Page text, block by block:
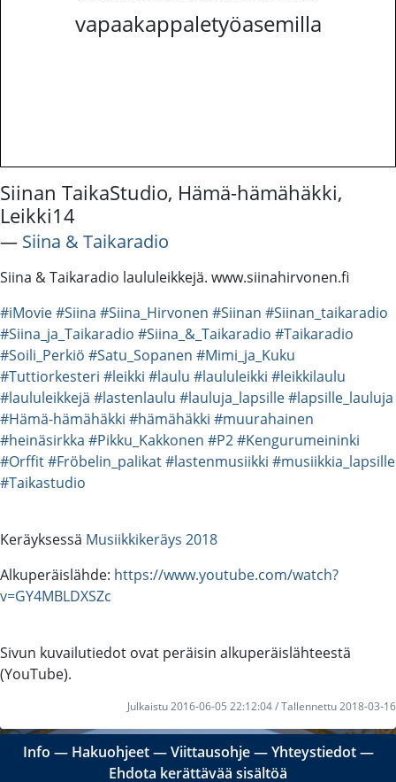
vapaakappaletyöasemilla
Siinan TaikaStudio, Hämä-hämähäkki,
Leikki14
― Siina & Taikaradio
Siina & Taikaradio laululeikkejä. www.siinahirvonen.fi
#iMovie#Siina #Siina_Hirvonen #Siinan #Siinan_taikaradio
#Siina_ja_Taikaradio #Siina_&_Taikaradio #Taikaradio
#Soili_Perkiö #Satu_Sopanen #Mimi_ja_Kuku
#Tuttiorkesteri #leikki #laulu #laululeikki #leikkilaulu
#laululeikkejä #lastenlaulu #lauluja_lapsille#lapsille_lauluja
#Hämä-hämähäkki #hämähäkki #muurahainen
#heinäsirkka #Pikku_Kakkonen #P2#Kengurumeininki
#Orffit#Fröbelin_palikat#lastenmusiikki #musiikkia_lapsille
#Taikastudio
Keräyksessä Musiikkikeräys 2018
Alkuperäislähde: https://www.youtube.com/watch?
v=GY4MBLDXSZc
Sivun kuvailutiedot ovat peräisin alkuperäislähteestä
(YouTube).
Julkaistu 2016-06-05 22:12:04 / Tallennettu 2018-03-16
Info ― Hakuohjeet―Viittausohje―Yhteystiedot―
Ehdota kerättävää sisältöä